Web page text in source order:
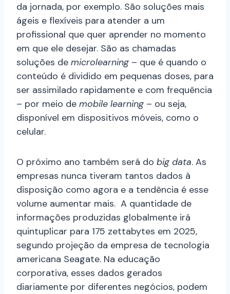
da jornada, por exemplo. São soluções mais
ágeis e flexíveis para atender a um
profissional que quer aprender no momento
em que ele desejar. São as chamadas
soluções de microlearning– que é quando o
conteúdo é dividido em pequenas doses, para
ser assimilado rapidamente e com frequência
– por meio de mobile learning– ou seja,
disponível em dispositivos móveis, como o
celular.
O próximo ano também será do big data. As
empresas nunca tiveram tantos dados à
disposição como agora e a tendência é esse
volume aumentar mais. A quantidade de
informações produzidas globalmente irá
quintuplicar para 175 zettabytes em 2025,
segundo projeção da empresa de tecnologia
americana Seagate. Na educação
corporativa, esses dados gerados
diariamente por diferentes negócios, podem